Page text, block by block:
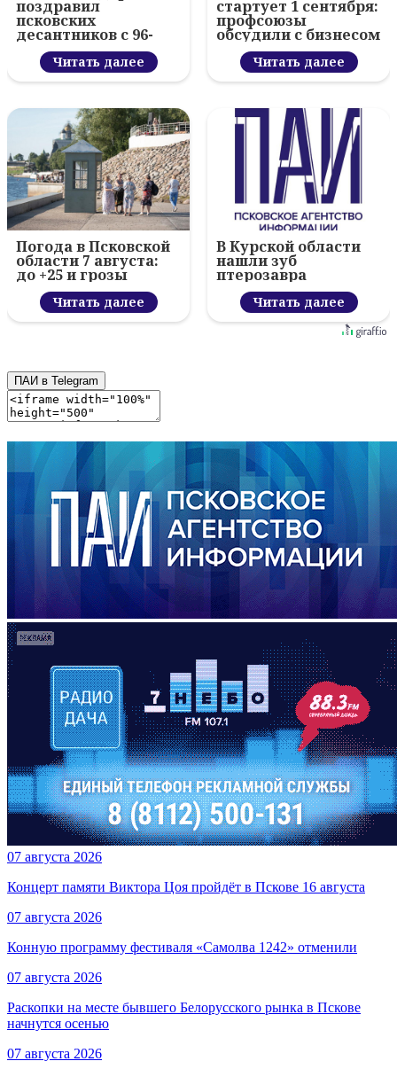
поздравил
псковских
десантников с 96-
летием ВДВ и
вручил награды
Читать далее
стартует 1 сентября:
профсоюзы
обсудили с бизнесом
новый цифровой
проектЧитать далее
Погода в Псковской
области 7 августа:
до +25 и грозы
Читать далее
В Курской области
нашли зуб
птерозавра
Читать далее
ПАИ в Telegram
07 августа 2026
Концерт памяти Виктора Цоя пройдёт в Пскове 16 августа
07 августа 2026
Конную программу фестиваля «Самолва 1242» отменили
07 августа 2026
Раскопки на месте бывшего Белорусского рынка в Пскове
начнутся осенью
07 августа 2026